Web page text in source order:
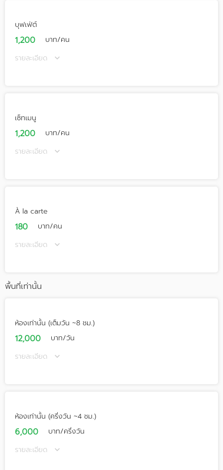
บุฟเฟ่ต์
1,200
บาท/คน
รายละเอียด
เซ็ทเมนู
1,200
บาท/คน
รายละเอียด
À la carte
180
บาท/คน
รายละเอียด
พื้นที่เท่านั้น
ห้องเท่านั้น (เต็มวัน ~8 ชม.)
12,000
บาท/วัน
รายละเอียด
ห้องเท่านั้น (ครึ่งวัน ~4 ชม.)
6,000
บาท/ครึ่งวัน
รายละเอียด